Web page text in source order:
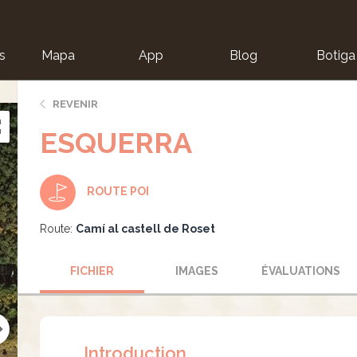
Mapa App Blog Botiga
REVENIR
ESQUERRA
ROUTE POI
Route: Camí al castell de Roset
FICHIER IMAGES ÉVALUATIONS